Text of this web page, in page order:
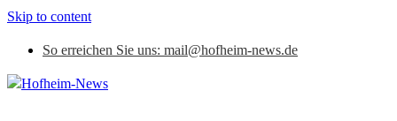
Skip to content
So erreichen Sie uns: mail@hofheim-news.de